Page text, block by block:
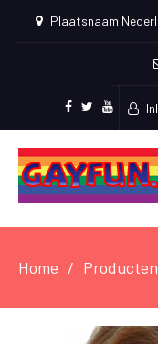
Plaatsnaam
Facebook
TwitterYoutube
Home Producten